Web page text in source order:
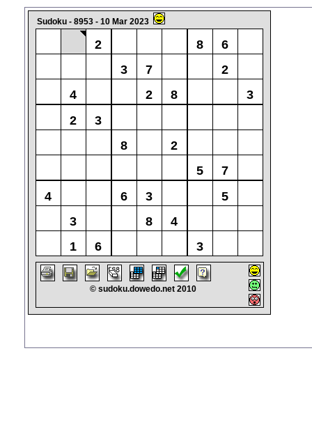
Sudoku - 8953 - 10 Mar 2023
2 8
6
3
7
2
4
2 8
3
2
3
8
2
5
7
4
6 3
5
3
8
4
1
6 3
© sudoku.dowedo.net 2010